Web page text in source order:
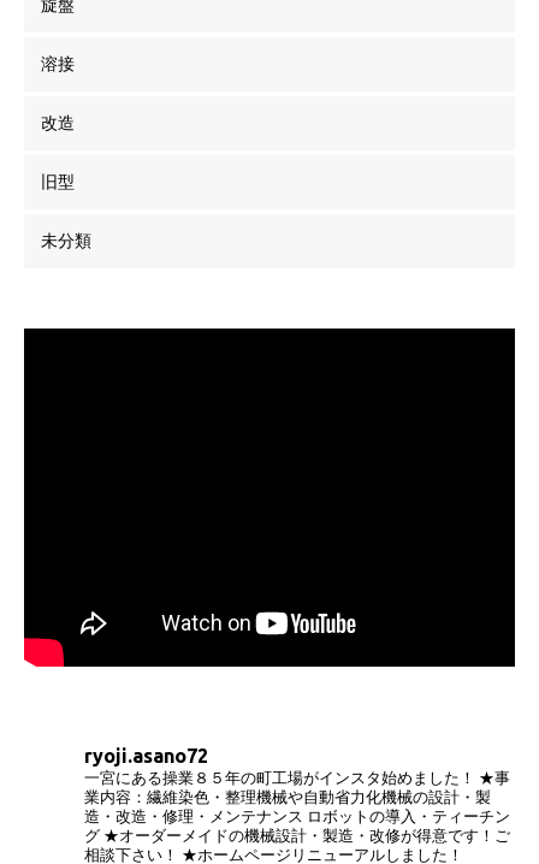
旋盤
溶接
改造
旧型
未分類
ryoji.asano72
一宮にある操業８５年の町工場がインスタ始めました！
★事
業内容：繊維染色・整理機械や自動省力化機械の設計・製
造・改造・修理・メンテナンス ロボットの導入・ティーチン
グ ★オーダーメイドの機械設計・製造・改修が得意です！ご
相談下さい！
★ホームページリニューアルしました！